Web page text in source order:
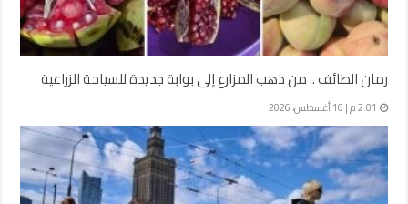
رمان الطائف .. من ذهب المزارع إلى بوابة جديدة للسياحة الزراعية
2:01 م | 10 أغسطس، 2026